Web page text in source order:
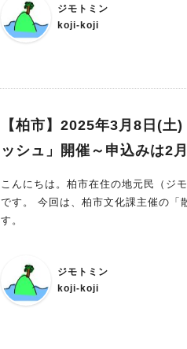
ジモトミン
koji-koji
【柏市】2025年3月8日(
ッシュ」開催～申込みは2
こんにちは。柏市在住の地元民（ジ
です。 今回は、柏市文化課主催の「散歩でととのう！高柳の歴史と自然でリフレッシュ」のご案内で
す。
ジモトミン
koji-koji